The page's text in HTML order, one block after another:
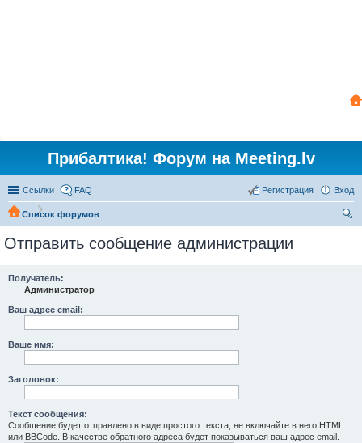
Прибалтика! Форум на Meeting.lv
Ссылки FAQ Вход
Регистрация
Список форумов
Отправить сообщение администрации
Получатель:
Администратор
Ваш адрес email:
Ваше имя:
Заголовок:
Текст сообщения:
Сообщение будет отправлено в виде простого текста, не включайте в него HTML
или BBCode. В качестве обратного адреса будет показываться ваш адрес email.